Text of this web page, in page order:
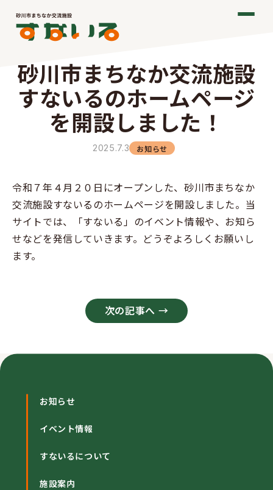
砂川市まちなか交流施設
すないるのホームページ
を開設しました！
2025.7.3 お知らせ
令和７年４月２０日にオープンした、砂川市まちなか
交流施設すないるのホームページを開設しました。当
サイトでは、「すないる」のイベント情報や、お知ら
せなどを発信していきます。どうぞよろしくお願いし
ます。
次の記事へ →
お知らせ
イベント情報
すないるについて
施設案内